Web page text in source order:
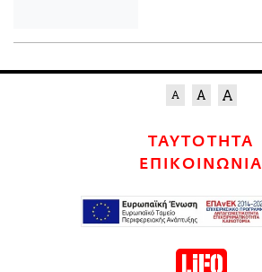
ΤΑΥΤΟΤΗΤΑ
ΕΠΙΚΟΙΝΩΝΙΑ